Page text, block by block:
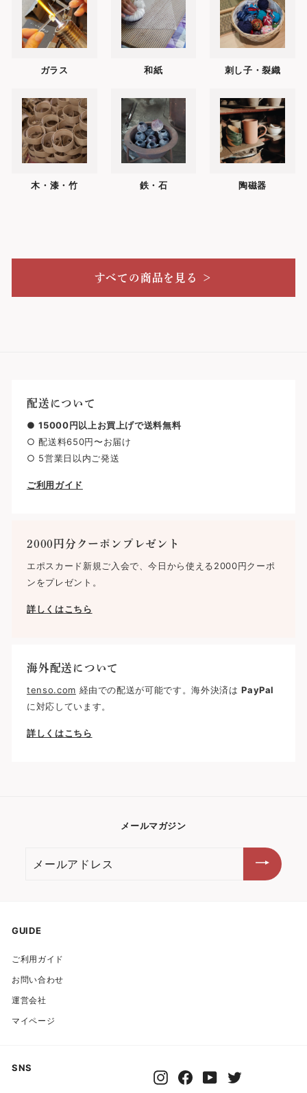
ガラス 和紙 刺し子・裂織
木・漆・竹 鉄・石 陶磁器
すべての商品を見る ＞
配送について
●15000円以上お買上げで送料無料
○ 配送料650円〜お届け
○ 5営業日以内ご発送
ご利用ガイド
2000円分クーポンプレゼント
エポスカード新規ご入会で、今日から使える2000円クーポ
ンをプレゼント。
詳しくはこちら
海外配送について
tenso.com 経由での配送が可能です。海外決済はPayPal
に対応しています。
詳しくはこちら
メールマガジン
ド
ス
GUIDE
ご利用ガイド
お問い合わせ
運営会社
マイページ
SNS
InstagramFacebookYouTube